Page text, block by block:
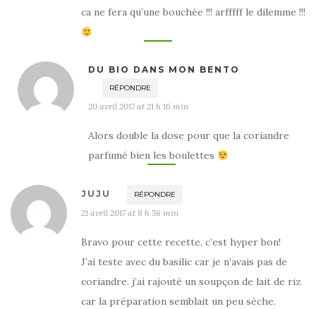
ca ne fera qu’une bouchée !!! arfffff le dilemme !!!
DU BIO DANS MON BENTO
RÉPONDRE
20 avril 2017 at 21 h 16 min
Alors double la dose pour que la coriandre
parfumé bien les boulettes
JUJU RÉPONDRE
21 avril 2017 at 8 h 58 min
Bravo pour cette recette, c’est hyper bon!
J’ai teste avec du basilic car je n’avais pas de
coriandre. j’ai rajouté un soupçon de lait de riz
car la préparation semblait un peu sèche.